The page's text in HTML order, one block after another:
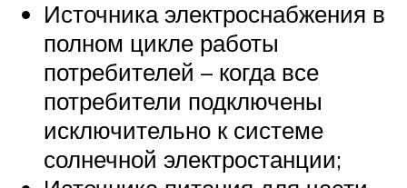
Источника электроснабжения в
полном цикле работы
потребителей – когда все
потребители подключены
исключительно к системе
солнечной электростанции;